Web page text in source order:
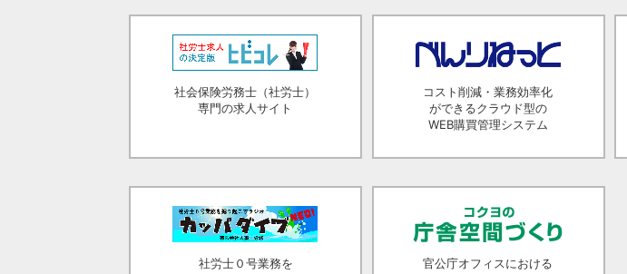
社会保険労務士（社労士）
専門の求人サイト
コスト削減・業務効率化
ができるクラウド型の
WEB購買管理システム
社労士０号業務を
官公庁オフィスにおける